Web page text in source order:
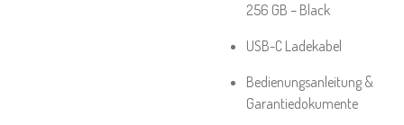
256 GB – Black
USB-C Ladekabel
Bedienungsanleitung &
Garantiedokumente